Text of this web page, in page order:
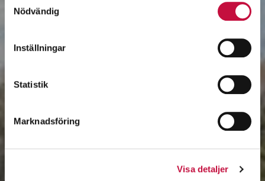
Nödvändig
Inställningar
Statistik
Marknadsföring
Visa detaljer